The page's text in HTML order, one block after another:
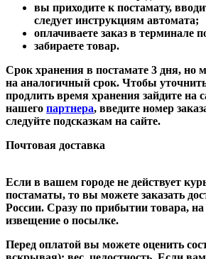
вы приходите к постамату,
следует инструкциям автомата;
оплачиваете заказ в терминале
забираете товар.
Срок хранения в постамате 3 дня, но
на аналогичный срок. Чтобы
продлить время хранения зайдите на
нашего партнера, введите номер
следуйте подсказкам на сайте.
Почтовая доставка
Если в вашем городе не действует
постаматы, то вы можете заказать
России. Сразу по прибытии товара,
извещение о посылке.
Перед оплатой вы можете оценить